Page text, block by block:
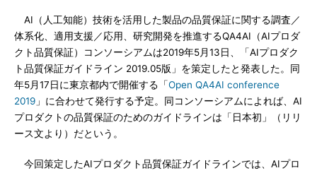
AI（人工知能）技術を活用した製品の品質保証に関する調査／
体系化、適用支援／応用、研究開発を推進するQA4AI（AIプロダ
クト品質保証）コンソーシアムは2019年5月13日、「AIプロダク
ト品質保証ガイドライン 2019.05版」を策定したと発表した。同
年5月17日に東京都内で開催する「Open QA4AI conference
2019 」に合わせて発行する予定。同コンソーシアムによれば、AI
プロダクトの品質保証のためのガイドラインは「日本初」（リリ
ース文より）だという。
今回策定したAIプロダクト品質保証ガイドラインでは、AIプロ